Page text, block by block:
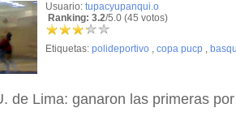
Usuario: tupacyupanqui.o
Ranking: 3.2/5.0 (45 votos)
Etiquetas: polideportivo , copa pucp ,
de Lima: ganaron las primeras